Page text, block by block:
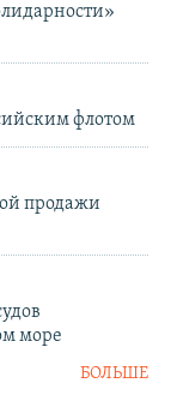
флотом
продажи
море
БОЛЬШЕ